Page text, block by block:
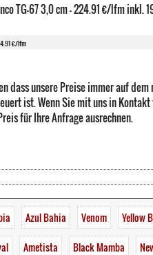
TG-67 3,0 cm - 224.91 €/lfm inkl.
€/lfm
dass unsere Preise immer auf
ist. Wenn Sie mit uns in
für Ihre Anfrage ausrechnen.
Azul Bahia Venom Yellow
Ametista Black Mamba